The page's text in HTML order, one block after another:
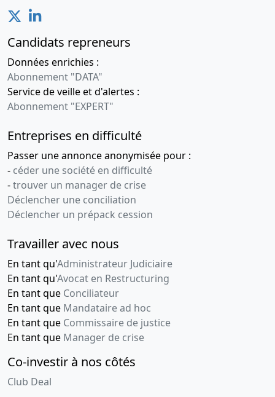
Candidats repreneurs
Données enrichies :
Abonnement "DATA"
Service de veille et d'alertes :
Abonnement "EXPERT"
Entreprises en difficulté
Passer une annonce anonymisée pour :
- céder une société en difficulté
-trouver un manager de crise
Déclencher une conciliation
Déclencher un prépack cession
Travailler avec nous
En tant qu'Administrateur Judiciaire
En tant qu'Avocat en Restructuring
En tant que Conciliateur
En tant que Mandataire ad hoc
En tant que Commissaire de justice
En tant que Manager de crise
Co-investir à nos côtés
Club Deal